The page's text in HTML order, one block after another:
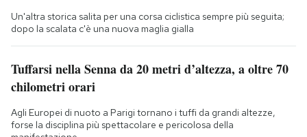
Un'altra storica salita per una corsa ciclistica sempre più seguita;
dopo la scalata c'è una nuova maglia gialla
Tuffarsi nella Senna da 20 metri d’altezza, a oltre 70
chilometri orari
Agli Europei di nuoto a Parigi tornano i tuffi da grandi altezze,
forse la disciplina più spettacolare e pericolosa della